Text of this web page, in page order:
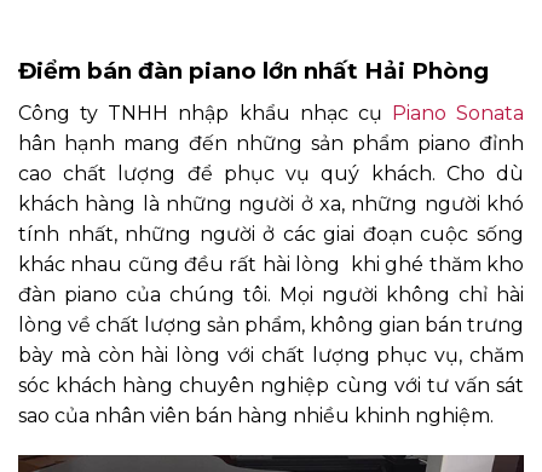
Điểm bán đàn piano lớn nhất Hải Phòng
Công ty TNHH nhập khẩu nhạc cụ Piano Sonata
hân hạnh mang đến những sản phẩm piano đỉnh
cao chất lượng để phục vụ quý khách. Cho dù
khách hàng là những người ở xa, những người khó
tính nhất, những người ở các giai đoạn cuộc sống
khác nhau cũng đều rất hài lòng khi ghé thăm kho
đàn piano của chúng tôi. Mọi người không chỉ hài
lòng về chất lượng sản phẩm, không gian bán trưng
bày mà còn hài lòng với chất lượng phục vụ, chăm
sóc khách hàng chuyên nghiệp cùng với tư vấn sát
sao của nhân viên bán hàng nhiều khinh nghiệm.